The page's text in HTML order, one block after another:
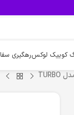
کوییک لوکسرهگیری